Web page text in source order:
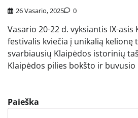
26 Vasario, 2025 0
Vasario 20-22 d. vyksiantis IX-asis
festivalis kviečia į unikalią kelionę
svarbiausių Klaipėdos istorinių
Klaipėdos pilies bokšto ir
Paieška